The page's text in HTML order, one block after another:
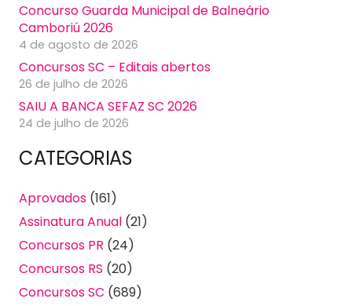
Concurso Guarda Municipal de Balneário
Camboriú 2026
4 de agosto de 2026
Concursos SC – Editais abertos
26 de julho de 2026
SAIU A BANCA SEFAZ SC 2026
24 de julho de 2026
CATEGORIAS
Aprovados (161)
Assinatura Anual (21)
Concursos PR (24)
Concursos RS (20)
Concursos SC (689)